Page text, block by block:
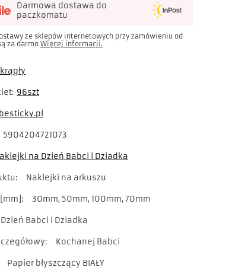
Darmowa dostawa do
paczkomatu
ze sklepów internetowych przy zamówieniu od
za darmoWięcej informacji.
96szt
besticky.pl
5904204721073
na Dzień Babci i Dziadka
Naklejki na arkuszu
30mm 50mm 100mm 70mm
Dzień Babci i Dziadka
Kochanej Babci
Papier błyszczący BIAŁY